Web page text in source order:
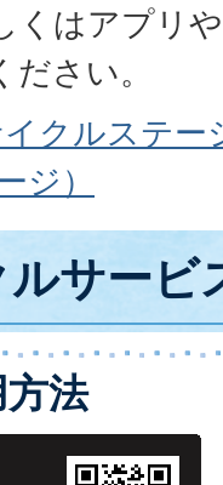
くはアプリ
さい。
クルステー
ジ）
サービ
法